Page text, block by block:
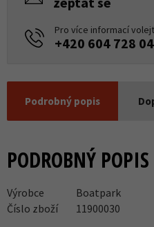
Pro více informací
+420 604 728
Podrobný popis
PODROBNÝ POPIS
Výrobce
Boatpark
Číslo zboží
11900030